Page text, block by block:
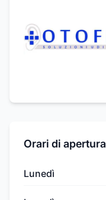
Orari di apertura
Lunedì